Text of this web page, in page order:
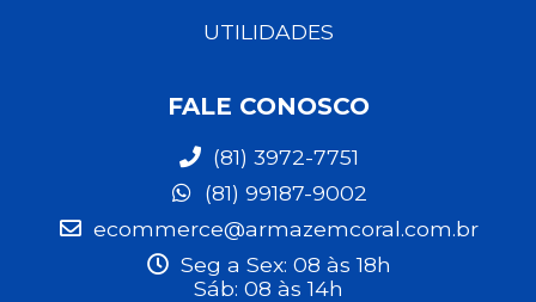
UTILIDADES
FALE CONOSCO
(81) 3972-7751
(81) 99187-9002
ecommerce@armazemcoral.com.br
Seg a Sex: 08 às 18h
Sáb: 08 às 14h